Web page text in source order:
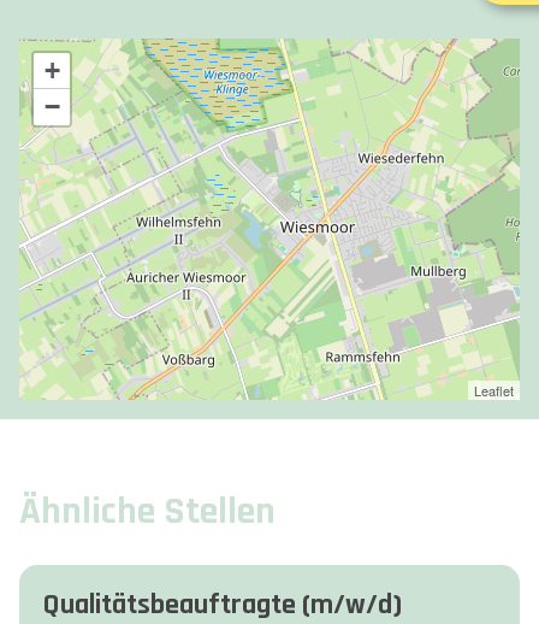
+
−
Leaflet
Ähnliche Stellen
Qualitätsbeauftragte (m/w/d)